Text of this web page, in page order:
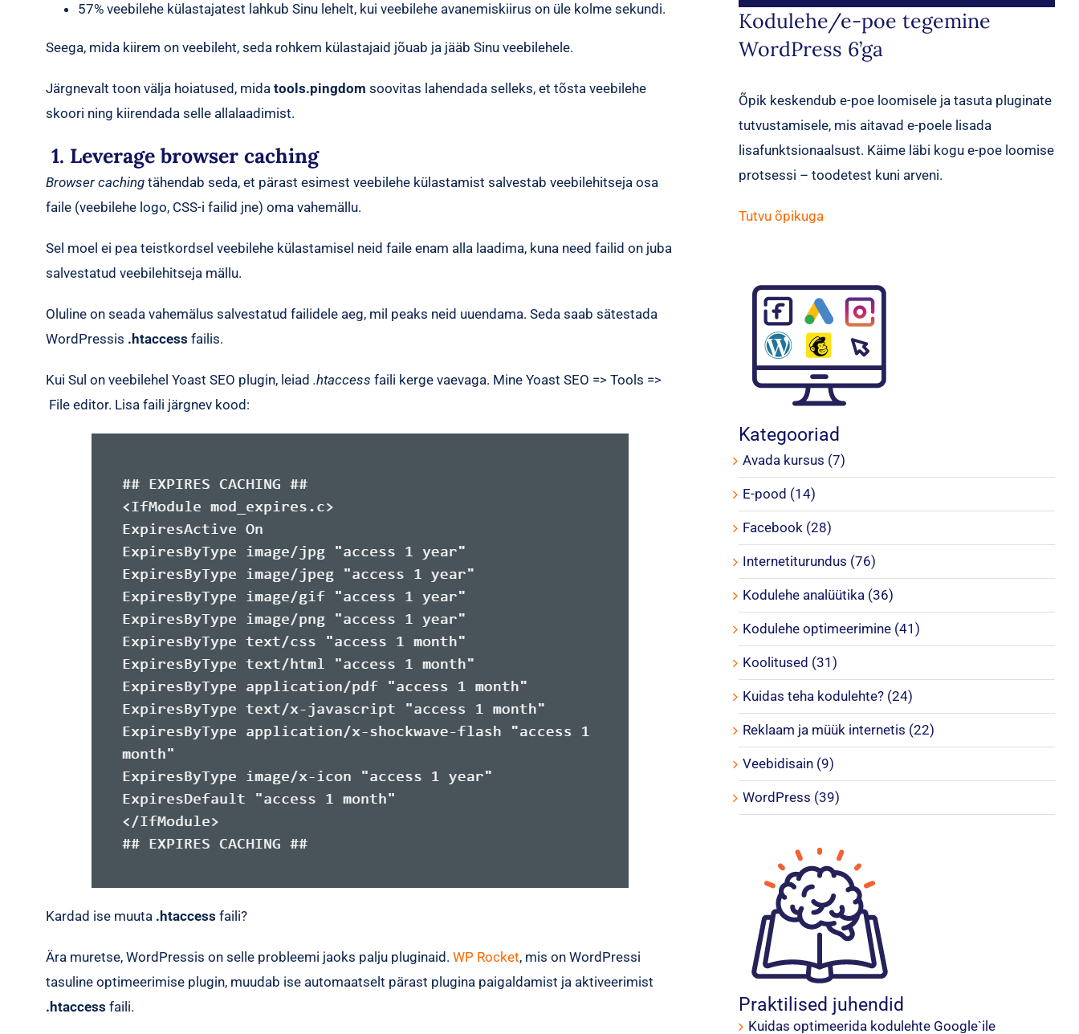
57% veebilehe külastajatest lahkub Sinu lehelt, kui veebilehe avanemiskiirus on üle kolme sekundi.
Seega, mida kiirem on veebileht, seda rohkem külastajaid jõuab ja jääb Sinu veebilehele.
Järgnevalt toon välja hoiatused, mida tools.pingdom soovitas lahendada selleks, et tõsta veebilehe
skoori ning kiirendada selle allalaadimist.
1. Leverage browser caching
Browser cachingtähendab seda, et pärast esimest veebilehe külastamist salvestab veebilehitseja osa
faile (veebilehe logo, CSS-i failid jne) oma vahemällu.
Sel moel ei pea teistkordsel veebilehe külastamisel neid faile enam alla laadima, kuna need failid on juba
salvestatud veebilehitseja mällu.
Oluline on seada vahemälus salvestatud failidele aeg, mil peaks neid uuendama. Seda saab sätestada
WordPressis .htaccess failis.
Kui Sul on veebilehel Yoast SEO plugin, leiad .htaccess faili kerge vaevaga. Mine Yoast SEO => Tools =>
File editor. Lisa faili järgnev kood:
Kardad ise muuta .htaccess faili?
Ära muretse, WordPressis on selle probleemi jaoks palju pluginaid. WP Rocket, mis on WordPressi
tasuline optimeerimise plugin, muudab ise automaatselt pärast plugina paigaldamist ja aktiveerimist
.htaccess faili.
Kodulehe/e-poe tegemine
WordPress 6’ga
Õpik keskendub e-poe loomisele ja tasuta pluginate
tutvustamisele, mis aitavad e-poele lisada
lisafunktsionaalsust. Käime läbi kogu e-poe loomise
protsessi – toodetest kuni arveni.
Tutvu õpikuga
Kategooriad
Avada kursus (7)
E-pood (14)
Facebook (28)
Internetiturundus (76)
Kodulehe analüütika (36)
Kodulehe optimeerimine (41)
Koolitused (31)
Kuidas teha kodulehte? (24)
Reklaam ja müük internetis (22)
Veebidisain (9)
WordPress (39)
Praktilised juhendid
Kuidas optimeerida kodulehte Google`ile